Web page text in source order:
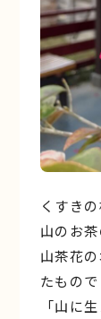
くすき
山のお
山茶花
たもので
「山に